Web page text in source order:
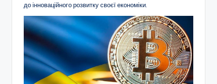
до інноваційного розвитку своєї економіки.